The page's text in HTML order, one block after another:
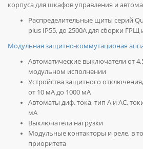
корпуса для шкафов управления и
Распределительные щиты серий
plus IP55, до 2500А для сборки ГРЩ
Модульная защитно-коммутационая
Автоматические выключатели от
модульном исполнении
Устройства защитного
от 10 мА до 1000 мА
Автоматы диф. тока, тип А и АС,
мА
Выключатели нагрузки
Модульные контакторы и реле, в
приоритета